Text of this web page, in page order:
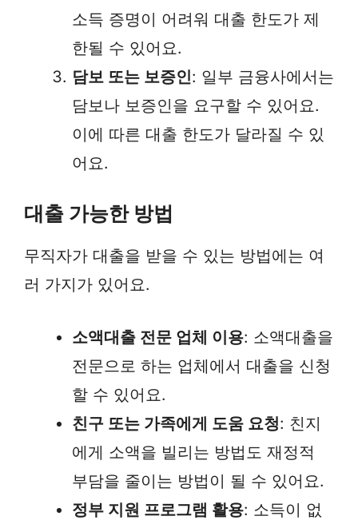
소득 증명이 어려워 대출 한도가 제
한될 수 있어요.
담보 또는 보증인: 일부 금융사에서는
담보나 보증인을 요구할 수 있어요.
이에 따른 대출 한도가 달라질 수 있
어요.
대출 가능한 방법
무직자가 대출을 받을 수 있는 방법에는 여
러 가지가 있어요.
소액대출 전문 업체 이용: 소액대출을
전문으로 하는 업체에서 대출을 신청
할 수 있어요.
친구 또는 가족에게 도움 요청: 친지
에게 소액을 빌리는 방법도 재정적
부담을 줄이는 방법이 될 수 있어요.
정부 지원 프로그램 활용: 소득이 없